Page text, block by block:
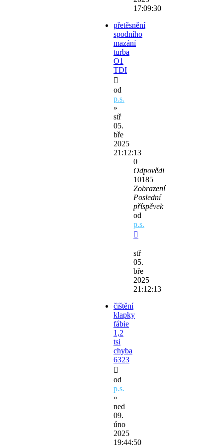
17:09:30
přetěsnění
spodního
mazání
turba
O1
TDI
od
p.s.
»
stř
05.
bře
2025
21:12:13
0
Odpovědi
10185
Zobrazení
Poslední
příspěvek
od
p.s.
stř
05.
bře
2025
21:12:13
čištění
klapky
fábie
1,2
tsi
chyba
6323
od
p.s.
»
ned
09.
úno
2025
19:44:50